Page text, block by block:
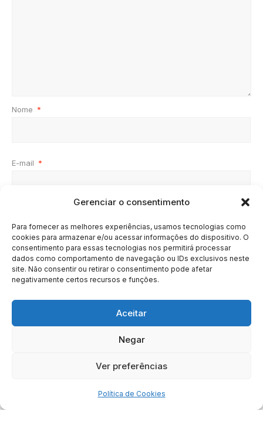
Gerenciar o consentimento
Para fornecer as melhores experiências, usamos tecnologias como
cookies para armazenar e/ou acessar informações do dispositivo. O
consentimento para essas tecnologias nos permitirá processar
dados como comportamento de navegação ou IDs exclusivos neste
site. Não consentir ou retirar o consentimento pode afetar
negativamente certos recursos e funções.
Aceitar
Negar
Ver preferências
Política de Cookies
Nome *
E-mail *
SOBRE BRASIL
Copyright © 2020 - 2023 | Arresala Noticias™